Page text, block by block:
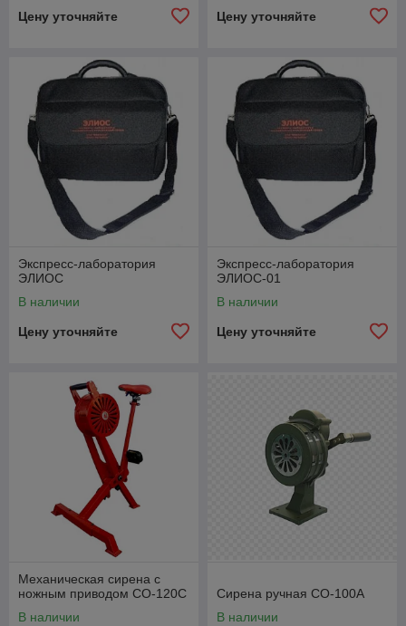
Цену уточняйте Цену уточняйте
Экспресс-лаборатория
ЭЛИОС
В наличии
Цену уточняйте
Экспресс-лаборатория
ЭЛИОС-01
В наличии
Цену уточняйте
Механическая сирена с
ножным приводом СО-120С
В наличии
Сирена ручная СО-100А
В наличии